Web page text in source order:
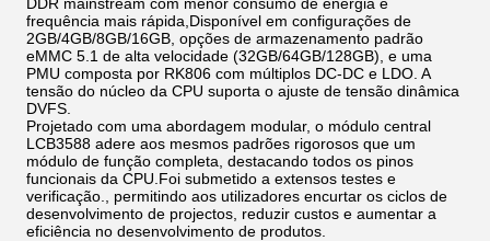
frequência mais rápida,Disponível em configurações de
2GB/4GB/8GB/16GB, opções de armazenamento padrão
eMMC 5.1 de alta velocidade (32GB/64GB/128GB), e uma
PMU composta por RK806 com múltiplos DC-DC e LDO. A
tensão do núcleo da CPU suporta o ajuste de tensão dinâmica
DVFS.
Projetado com uma abordagem modular, o módulo central
LCB3588 adere aos mesmos padrões rigorosos que um
módulo de função completa, destacando todos os pinos
funcionais da CPU.Foi submetido a extensos testes e
verificação., permitindo aos utilizadores encurtar os ciclos de
desenvolvimento de projectos, reduzir custos e aumentar a
eficiência no desenvolvimento de produtos.